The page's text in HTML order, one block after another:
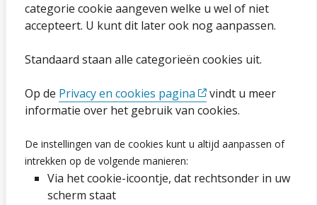
categorie cookie aangeven welke u wel of niet
accepteert. U kunt dit later ook nog aanpassen.
Standaard staan alle categorieën cookies uit.
Op de Privacy en cookies pagina
vindt u meer
informatie over het gebruik van cookies.
De instellingen van de cookies kunt u altijd aanpassen of
intrekken op de volgende manieren:
Via het cookie-icoontje, dat rechtsonder in uw
scherm staat
Cookies wijzigen
Ga naar de pagina
Proclaimer en copyright
Webarchief